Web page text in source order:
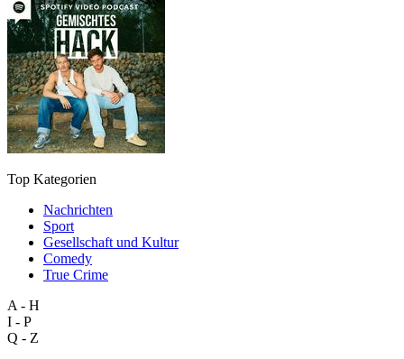
Top Kategorien
Nachrichten
Sport
Gesellschaft und Kultur
Comedy
True Crime
A - H
I - P
Q - Z